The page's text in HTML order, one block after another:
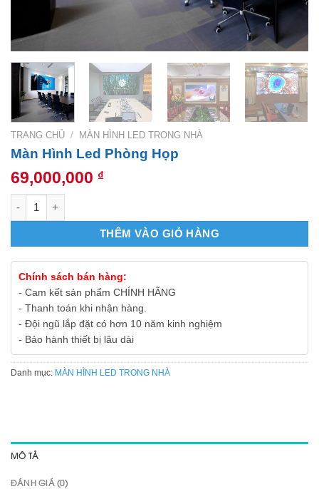
TRANG CHỦ / MÀN HÌNH LED TRONG NHÀ
Màn Hình Led Phòng Họp
69,000,000 ₫
Màn Hình Led Phòng Họp số lượng
THÊM VÀO GIỎ HÀNG
Chính sách bán hàng:
- Cam kết sản phẩm CHÍNH HÃNG
- Thanh toán khi nhận hàng.
- Đội ngũ lắp đặt có hơn 10 năm kinh nghiệm
- Bảo hành thiết bị lâu dài
Danh mục: MÀN HÌNH LED TRONG NHÀ
MÔ TẢ
ĐÁNH GIÁ (0)